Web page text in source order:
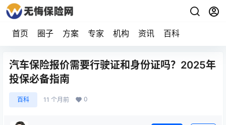
首页 圈子 方案 专家 机构 资讯 百科
汽车保险报价需要行驶证和身份证吗？2025年
投保必备指南
百科 11 个月前 0